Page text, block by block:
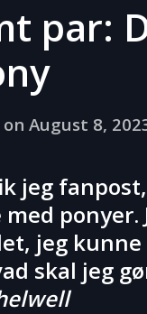
par:
on August 8,
jeg
jeg kunne
skal jeg